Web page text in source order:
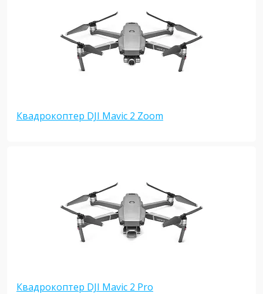
Квадрокоптер DJI Mavic 2 Zoom
Квадрокоптер DJI Mavic 2 Pro